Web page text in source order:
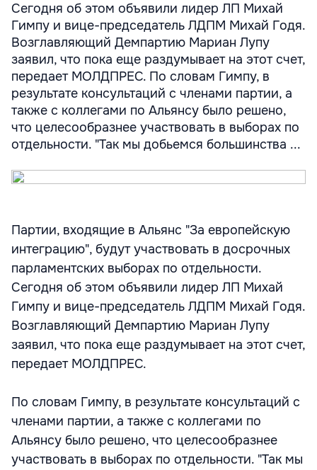
Сегодня об этом объявили лидер ЛП Михай
Гимпу и вице-председатель ЛДПМ Михай Годя.
Возглавляющий Демпартию Мариан Лупу
заявил, что пока еще раздумывает на этот счет,
передает МОЛДПРЕС. По словам Гимпу, в
результате консультаций с членами партии, а
также с коллегами по Альянсу было решено,
что целесообразнее участвовать в выборах по
отдельности. "Так мы добьемся большинства ...
Партии, входящие в Альянс "За европейскую
интеграцию", будут участвовать в досрочных
парламентских выборах по отдельности.
Сегодня об этом объявили лидер ЛП Михай
Гимпу и вице-председатель ЛДПМ Михай Годя.
Возглавляющий Демпартию Мариан Лупу
заявил, что пока еще раздумывает на этот счет,
передает МОЛДПРЕС.
По словам Гимпу, в результате консультаций с
членами партии, а также с коллегами по
Альянсу было решено, что целесообразнее
участвовать в выборах по отдельности. "Так мы